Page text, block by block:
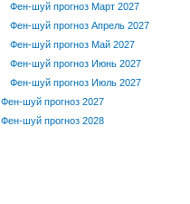
Фен-шуй прогноз Март 2027
Фен-шуй прогноз Апрель 2027
Фен-шуй прогноз Май 2027
Фен-шуй прогноз Июнь 2027
Фен-шуй прогноз Июль 2027
Фен-шуй прогноз 2027
Фен-шуй прогноз 2028